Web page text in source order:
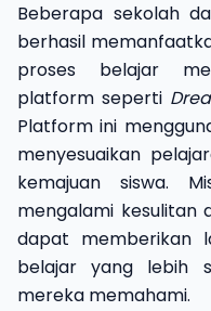
Beberapa sekolah
berhasil
proses belajar
platform seperti
Platform ini
menyesuaikan
kemajuan siswa.
mengalami kesulitan
dapat memberikan
belajar yang lebih
mereka memahami.